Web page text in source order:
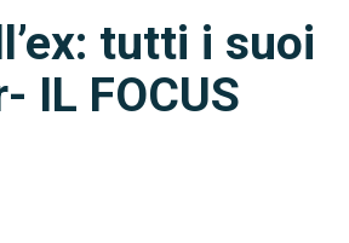
tutti i suoi
IL FOCUS